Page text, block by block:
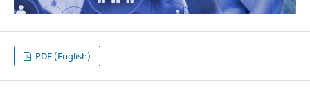
PDF (English)